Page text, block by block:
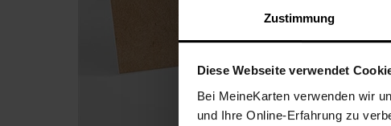
Zustimmung
Diese Webseite verwendet
Bei MeineKarten verwenden wir
und Ihre Online-Erfahrung zu